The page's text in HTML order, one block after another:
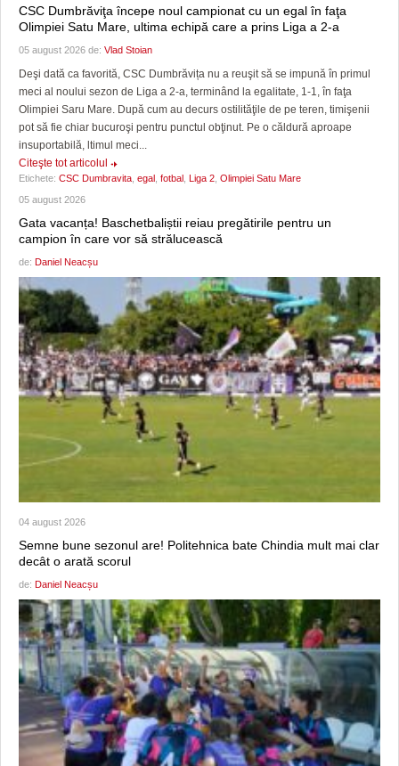
CSC Dumbrăviţa începe noul campionat cu un egal în faţa
Olimpiei Satu Mare, ultima echipă care a prins Liga a 2-a
05 august 2026 de: Vlad Stoian
Deşi dată ca favorită, CSC Dumbrăvița nu a reuşit să se impună în primul
meci al noului sezon de Liga a 2-a, terminând la egalitate, 1-1, în faţa
Olimpiei Saru Mare. După cum au decurs ostilităţile de pe teren, timişenii
pot să fie chiar bucuroşi pentru punctul obţinut. Pe o căldură aproape
insuportabilă, ltimul meci...
Citeşte tot articolul
Etichete: CSC Dumbravita, egal , fotbal , Liga 2, Olimpiei Satu Mare
05 august 2026
Gata vacanța! Baschetbaliștii reiau pregătirile pentru un
campion în care vor să strălucească
de: Daniel Neacșu
04 august 2026
Semne bune sezonul are! Politehnica bate Chindia mult mai clar
decât o arată scorul
de: Daniel Neacșu